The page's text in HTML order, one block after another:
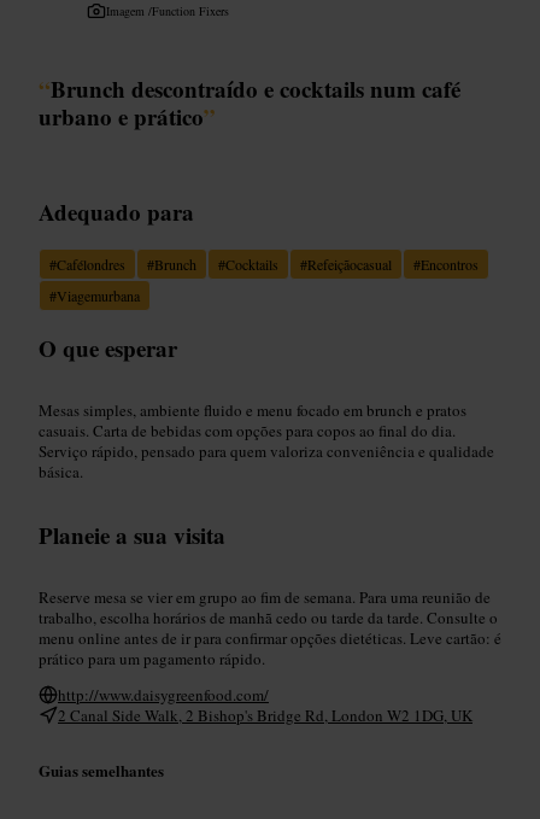
Imagem /Function Fixers
“Brunch descontraído e cocktails num café
urbano e prático”
Adequado para
#Cafélondres #Brunch #Cocktails #Refeiçãocasual #Encontros
#Viagemurbana
O que esperar
Mesas simples, ambiente fluido e menu focado em brunch e pratos
casuais. Carta de bebidas com opções para copos ao final do dia.
Serviço rápido, pensado para quem valoriza conveniência e qualidade
básica.
Planeie a sua visita
Reserve mesa se vier em grupo ao fim de semana. Para uma reunião de
trabalho, escolha horários de manhã cedo ou tarde da tarde. Consulte o
menu online antes de ir para confirmar opções dietéticas. Leve cartão: é
prático para um pagamento rápido.
http://www.daisygreenfood.com/
2 Canal Side Walk, 2 Bishop's Bridge Rd, London W2 1DG, UK
Guias semelhantes